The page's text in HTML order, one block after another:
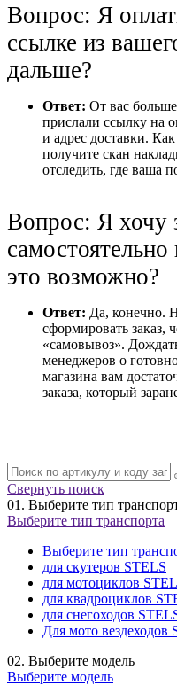
Вопрос: Я
ссылке из
дальше?
Ответ: От вас
прислали ссылку на
и адрес доставки.
получите скан
отследить, где ваша
Вопрос: Я хочу
это возможно?
Ответ: Да, конечно.
сформировать заказ,
«самовывоз».
менеджеров о
магазина вам
заказа, который
Свернуть поиск
01. Выберите тип
Выберите тип транспорта
Выберите тип
для скутеров STELS
для мотоциклов
для квадроциклов
для снегоходов
Для мото
02. Выберите модель
Выберите модель